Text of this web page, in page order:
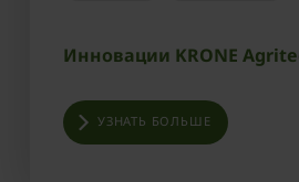
Инновации KRONE
УЗНАТЬ БОЛЬШЕ